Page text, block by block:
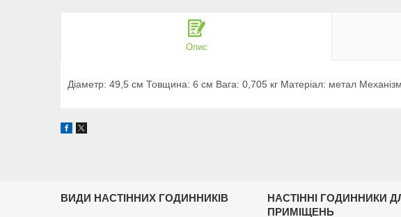
Опис
Діаметр: 49,5 см Товщина: 6 см Вага: 0,705 кг Матеріал: метал
ВИДИ НАСТІННИХ ГОДИННИКІВ
НАСТІННІ ГОДИННИКИ
ПРИМІЩЕНЬ